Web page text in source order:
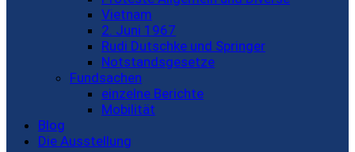
Vietnam
2. Juni 1967
Rudi Dutschke und Springer
Notstandsgesetze
Fundsachen
einzelne Berichte
Mobilität
Blog
Die Ausstellung